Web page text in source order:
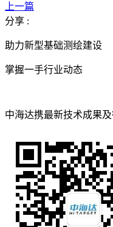
上一篇
分享 :
助力新型基础测绘建设
掌握一手行业动态
中海达携最新技术成果